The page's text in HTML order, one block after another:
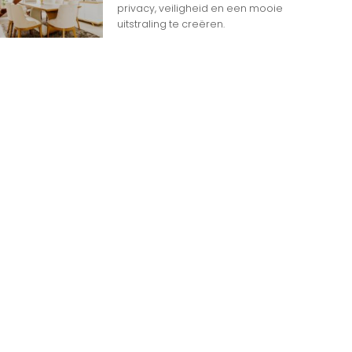
privacy, veiligheid en een mooie
uitstraling te creëren.